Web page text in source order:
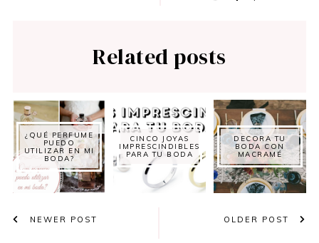
Related posts
¿QUÉ PERFUME
PUEDO
UTILIZAR EN MI
BODA?
CINCO JOYAS
IMPRESCINDIBLES
PARA TU BODA
DECORA TU
BODA CON
MACRAMÉ
NEWER POST OLDER POST